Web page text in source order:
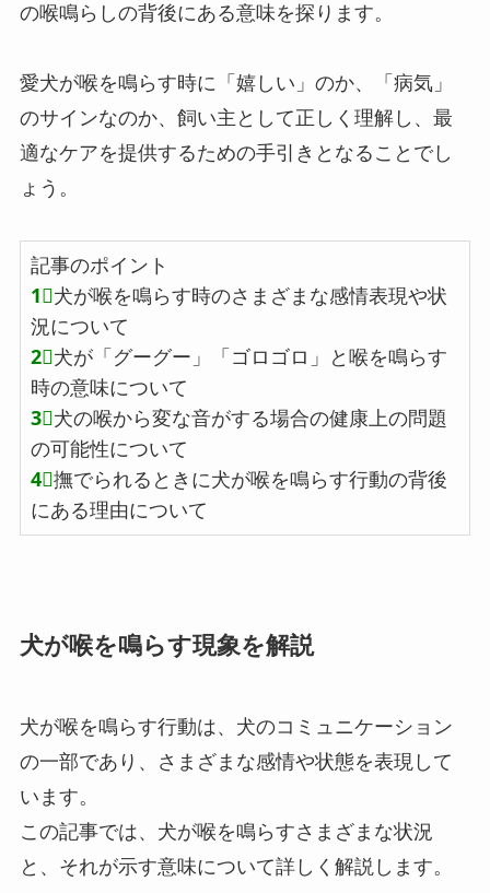
の喉鳴らしの背後にある意味を探ります。
愛犬が喉を鳴らす時に「嬉しい」のか、「病気」
のサインなのか、飼い主として正しく理解し、最
適なケアを提供するための手引きとなることでし
ょう。
記事のポイント
1⃣犬が喉を鳴らす時のさまざまな感情表現や状
況について
2⃣犬が「グーグー」「ゴロゴロ」と喉を鳴らす
時の意味について
3⃣犬の喉から変な音がする場合の健康上の問題
の可能性について
4⃣撫でられるときに犬が喉を鳴らす行動の背後
にある理由について
犬が喉を鳴らす現象を解説
犬が喉を鳴らす行動は、犬のコミュニケーション
の一部であり、さまざまな感情や状態を表現して
います。
この記事では、犬が喉を鳴らすさまざまな状況
と、それが示す意味について詳しく解説します。